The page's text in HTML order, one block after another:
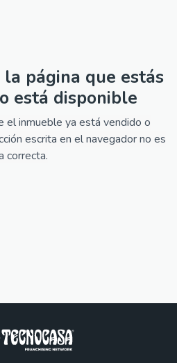
la página que estás
está disponible
el inmueble ya está vendido o
escrita en el navegador no es
correcta.